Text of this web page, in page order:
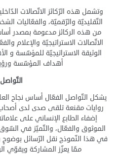
وتشمل هذه الرّكائز الاتّصالات
التّقليديّة والرّقميّة، والفعّاليات
من هذه الركائز مدعومة بمصدر
الاتّصالات الاستراتيجيّة والإعلام
الوثيقة الاستراتيجيّة للمؤسّسة و
أهداف المؤسّسة
التّواصل
يشكل التّواصل الفعّال أساس نجاح
روايات مقنعة تلقى صدى لدى
إضفاء الطابع الإنساني على
الموثوق والفعّال، والتّميّز في
في هذا النّموذج نقل الرّسائل بوضوحٍ
ممّا يعزّز المشاركة ويقوّي